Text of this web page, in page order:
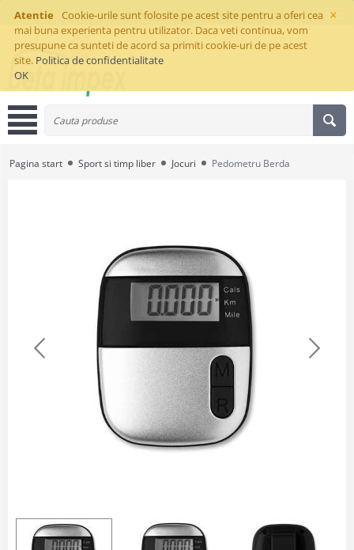
×
Atentie
Cookie-urile sunt folosite pe acest site pentru a oferi cea
mai buna experienta pentru utilizator. Daca veti continua, vom
presupune ca sunteti de acord sa primiti cookie-uri de pe acest
site. Politica de confidentialitate
OK
Pagina start Sport si timp liber Jocuri Pedometru Berda